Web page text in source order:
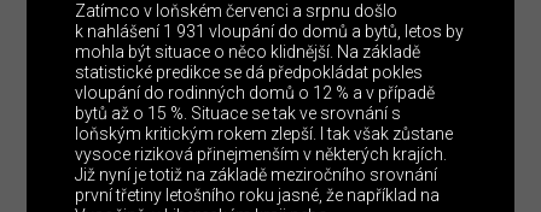
Zatímco v loňském červenci a srpnu došlo
k nahlášení 1 931 vloupání do domů a bytů, letos by
mohla být situace o něco klidnější. Na základě
statistické predikce se dá předpokládat pokles
vloupání do rodinných domů o 12 % a v případě
bytů až o 15 %. Situace se tak ve srovnání s
loňským kritickým rokem zlepší. I tak však zůstane
vysoce riziková přinejmenším v některých krajích.
Již nyní je totiž na základě meziročního srovnání
první třetiny letošního roku jasné, že například na